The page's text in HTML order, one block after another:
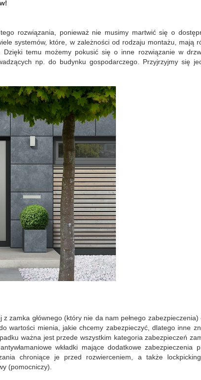
rozwiązania, ponieważ nie musimy martwić się o
systemów, które, w zależności od rodzaju montażu, mają
Dzięki temu możemy pokusić się o inne rozwiązanie w
np. do budynku gospodarczego. Przyjrzyjmy się
zamka głównego (który nie da nam pełnego zabezpieczenia)
wartości mienia, jakie chcemy zabezpieczyć, dlatego inne
ważna jest przede wszystkim kategoria zabezpieczeń
wkładki mające dodatkowe zabezpieczenia
chroniące je przed rozwierceniem, a także
(pomocniczy).